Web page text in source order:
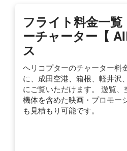
フライト料金一
ーチャーター【
ス
ヘリコプターのチャーター料
に、成田空港、箱根、軽井沢
にご覧いただけます。 遊覧
機体を含めた映画・プロモー
も見積もり可能です。